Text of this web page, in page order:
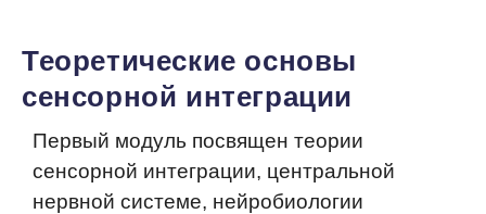
Теоретические основы
сенсорной интеграции
Первый модуль посвящен теории
сенсорной интеграции, центральной
нервной системе, нейробиологии